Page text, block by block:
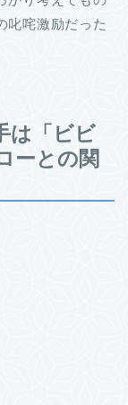
叱咤激励だった
は「ビビ
ーとの関